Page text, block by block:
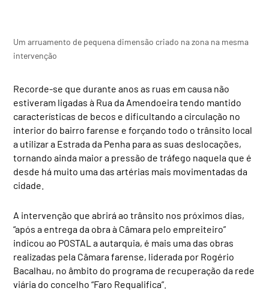
Um arruamento de pequena dimensão criado na zona na mesma
intervenção
Recorde-se que durante anos as ruas em causa não
estiveram ligadas à Rua da Amendoeira tendo mantido
características de becos e dificultando a circulação no
interior do bairro farense e forçando todo o trânsito local
a utilizar a Estrada da Penha para as suas deslocações,
tornando ainda maior a pressão de tráfego naquela que é
desde há muito uma das artérias mais movimentadas da
cidade.
A intervenção que abrirá ao trânsito nos próximos dias,
“após a entrega da obra à Câmara pelo empreiteiro”
indicou ao POSTAL a autarquia, é mais uma das obras
realizadas pela Câmara farense, liderada por Rogério
Bacalhau, no âmbito do programa de recuperação da rede
viária do concelho “Faro Requalifica”.